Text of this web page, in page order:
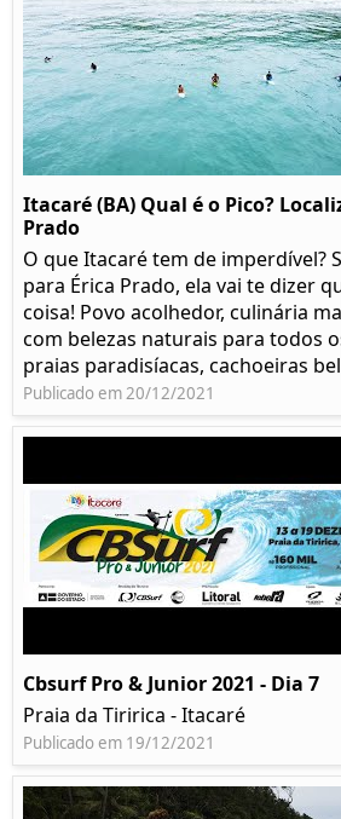
Itacaré (BA) Qual é o Pico?
Prado​
O que Itacaré tem de imperdível?
para Érica Prado, ela vai te dizer
coisa!​ Povo acolhedor, culinária
com belezas naturais para todos
praias paradisíacas, cachoeiras
Publicado em 20/12/2021
Cbsurf Pro & Junior 2021 - Dia 7
Praia da Tiririca - Itacaré
Publicado em 19/12/2021